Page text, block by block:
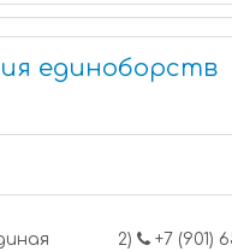
единоборств
2)
+7 (901) 652-59-18 единая